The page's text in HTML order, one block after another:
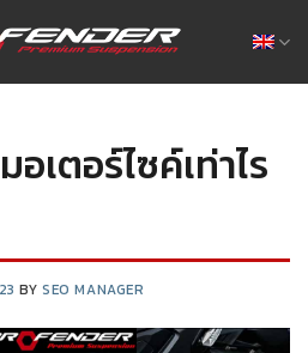
เตอร์ไซค์เท่าไร
BYSEO MANAGER